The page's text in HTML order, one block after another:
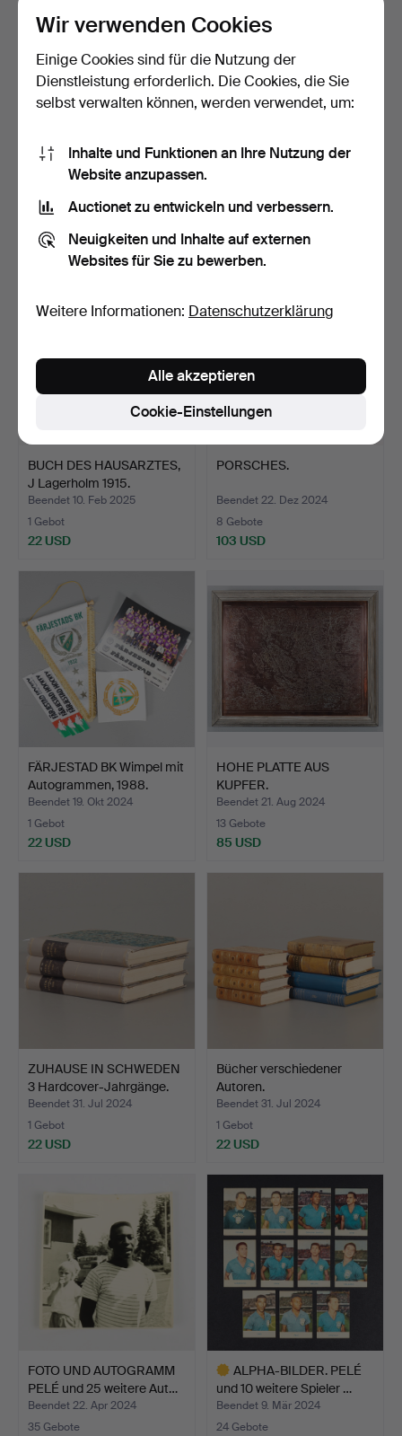
HAMLSTADGRUPPEN 2
Bücher.
Beendet 16. Feb 2025
74 USD
Bücher der Welt 3 Stück.
Beendet 16. Feb 2025
22 USD
BUCH DES HAUSARZTES,
J Lagerholm 1915.
Beendet 10. Feb 2025
1 Gebot
22 USD
PORSCHES.
Beendet 22. Dez 2024
8 Gebote
103 USD
FÄRJESTAD BK Wimpel mit
Autogrammen, 1988.
Beendet 19. Okt 2024
1 Gebot
22 USD
HOHE PLATTE AUS
KUPFER.
Beendet 21. Aug 2024
13 Gebote
85 USD
ZUHAUSE IN SCHWEDEN
3 Hardcover-Jahrgänge.
Beendet 31. Jul 2024
1 Gebot
22 USD
Bücher verschiedener
Autoren.
Beendet 31. Jul 2024
1 Gebot
22 USD
FOTO UND AUTOGRAMM
PELÉ und 25 weitere Aut…
Beendet 22. Apr 2024
35 Gebote
ALPHA-BILDER. PELÉ
und 10 weitere Spieler …
Beendet 9. Mär 2024
24 Gebote
Wir verwenden Cookies
Einige Cookies sind für die Nutzung der
Dienstleistung erforderlich. Die Cookies, die Sie
selbst verwalten können, werden verwendet, um:
Inhalte und Funktionen an Ihre Nutzung der
Website anzupassen.
Auctionet zu entwickeln und verbessern.
Neuigkeiten und Inhalte auf externen
Websites für Sie zu bewerben.
Weitere Informationen: Datenschutzerklärung
Cookie-Einstellungen
Alle akzeptieren